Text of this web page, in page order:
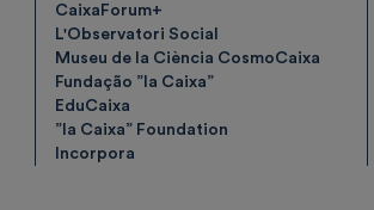
CaixaForum+
L'Observatori Social
Museu de la Ciència CosmoCaixa
Fundação ”la Caixa”
EduCaixa
”la Caixa” Foundation
Incorpora